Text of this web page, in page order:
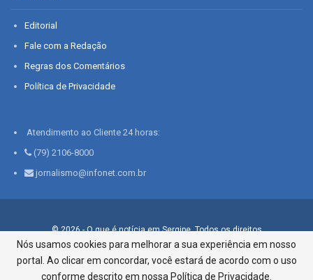
Editorial
Fale com a Redação
Regras dos Comentários
Política de Privacidade
Atendimento ao Cliente 24 horas:
(79) 2106-8000
jornalismo@infonet.com.br
© 2026 - O que é notícia em Sergipe. Todos os direitos
reservados.
Infonet - Rua Monsenhor Silveira 276, Bairro São José |
Aracaju-SE, CEP 49015-030, Fone: 79.2106.8000 - CI Centro de
Nós usamos cookies para melhorar a sua experiência em nosso
portal. Ao clicar em concordar, você estará de acordo com o uso
conforme descrito em nossa Política de Privacidade.